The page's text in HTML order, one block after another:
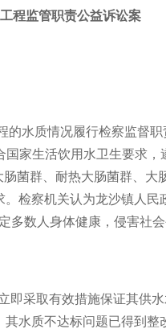
程监管职责公益诉讼案
的水质情况履行检察监督
国家生活饮用水卫生要求，
菌群、耐热大肠菌群、大
检察机关认为龙沙镇人民
数人身体健康，侵害社会
即采取有效措施保证其供水
水质不达标问题已得到整